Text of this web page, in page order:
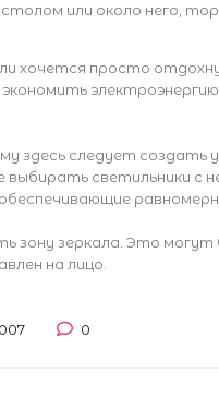
или около него,
хочется просто
здесь следует создать
выбирать светильники
зону зеркала. Это
на лицо.
0